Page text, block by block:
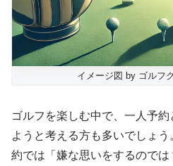
イメージ図 by ゴルフ
ゴルフを楽しむ中で、一人予
ようと考える方も多いでしょ
約では「嫌な思いをするので